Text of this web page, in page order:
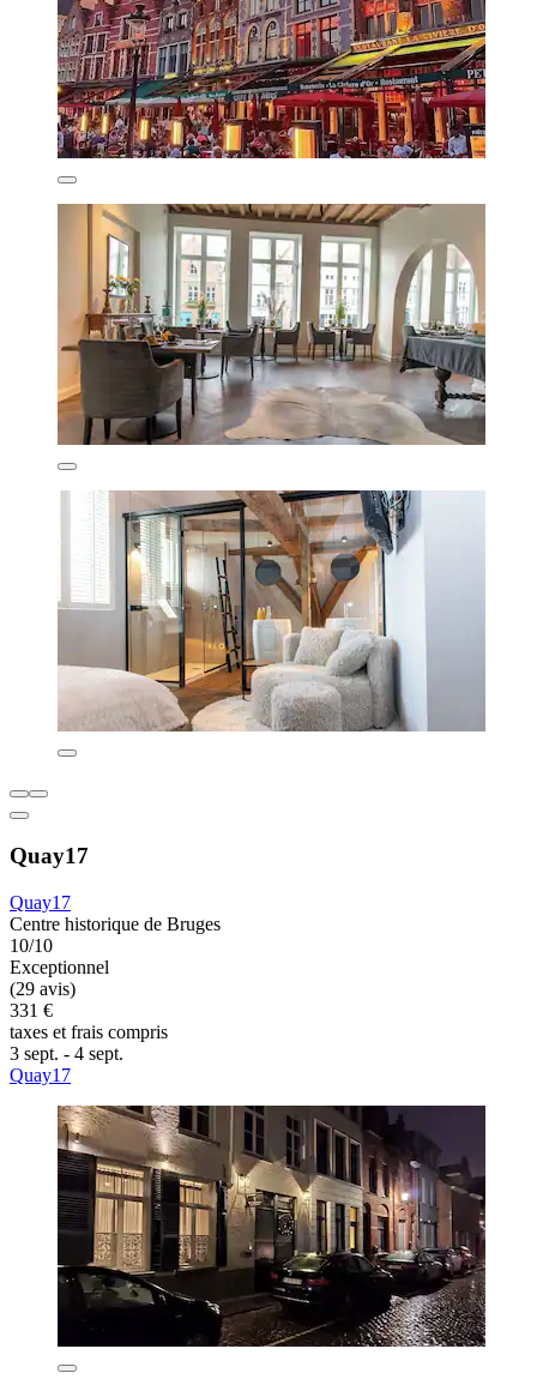
Quay17
Quay17
Centre historique de Bruges
10/10
Exceptionnel
(29 avis)
331 €
taxes et frais compris
3 sept. - 4 sept.
Quay17